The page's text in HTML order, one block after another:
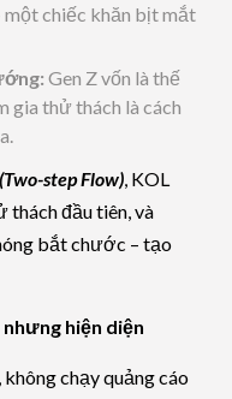
một chiếc khăn bịt mắt
Gen Z vốn là thế
gia thử thách là cách
step Flow), KOL
thách đầu tiên, và
bắt chước – tạo
hiện diện
chạy quảng cáo